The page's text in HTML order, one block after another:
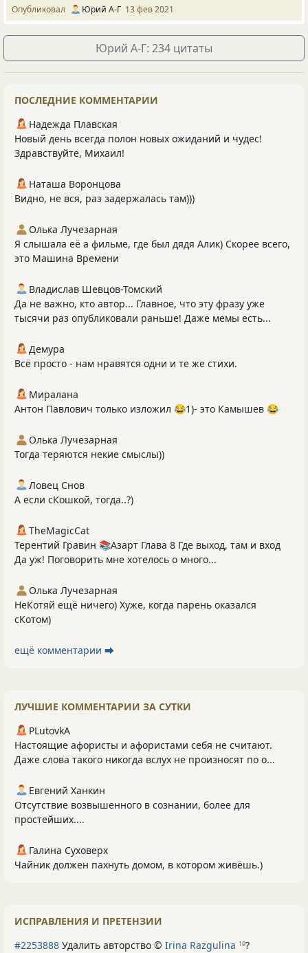
Опубликовал Юрий А-Г 13 фев 2021
Юрий А-Г: 234 цитаты
ПОСЛЕДНИЕ КОММЕНТАРИИ
Надежда Плавская
Новый день всегда полон новых ожиданий и чудес!
Здравствуйте, Михаил!
Наташа Воронцова
Видно, не вся, раз задержалась там)))
Олька Лучезарная
Я слышала её а фильме, где был дядя Алик) Скорее всего,
это Машина Времени
Владислав Шевцов-Томский
Да не важно, кто автор... Главное, что эту фразу уже
тысячи раз опубликовали раньше! Даже мемы есть...
Демура
Всё просто - нам нравятся одни и те же стихи.
Миралана
Антон Павлович только изложил 😂1)- это Камышев 😂
Олька Лучезарная
Тогда теряются некие смыслы))
Ловец Снов
А если сКошкой, тогда..?)
TheMagicCat
Терентий Гравин 📚Азарт Глава 8 Где выход, там и вход
Да уж! Поговорить мне хотелось о много...
Олька Лучезарная
НеКотяй ещё ничего) Хуже, когда парень оказался
сКотом)
ещё комментарии ⮕
ЛУЧШИЕ КОММЕНТАРИИ ЗА СУТКИ
PLutоvkА
Настоящие афористы и афористами себя не считают.
Даже слова такого никогда вслух не произносят по о...
Евгений Ханкин
Отсутствие возвышенного в сознании, более для
простейших....
Галина Суховерх
Чайник должен пахнуть домом, в котором живёшь.)
ИСПРАВЛЕНИЯ И ПРЕТЕНЗИИ
#2253888 Удалить авторство © Irina Razgulina 19?